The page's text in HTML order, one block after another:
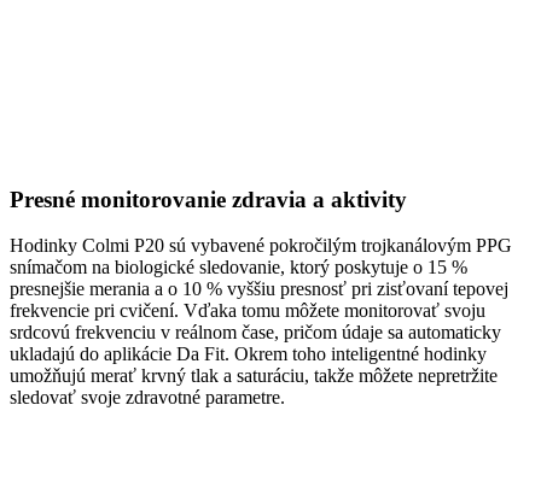
Presné monitorovanie zdravia a aktivity
Hodinky Colmi P20 sú vybavené pokročilým trojkanálovým PPG
snímačom na biologické sledovanie, ktorý poskytuje o 15 %
presnejšie merania a o 10 % vyššiu presnosť pri zisťovaní tepovej
frekvencie pri cvičení. Vďaka tomu môžete monitorovať svoju
srdcovú frekvenciu v reálnom čase, pričom údaje sa automaticky
ukladajú do aplikácie Da Fit. Okrem toho inteligentné hodinky
umožňujú merať krvný tlak a saturáciu, takže môžete nepretržite
sledovať svoje zdravotné parametre.